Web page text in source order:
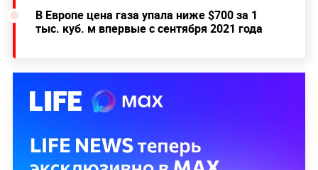
В Европе цена газа упала ниже $700 за 1
тыс. куб. м впервые с сентября 2021 года